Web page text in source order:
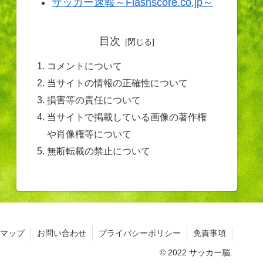
サッカー速報～Flashscore.co.jp～
目次
コメントについて
当サイトの情報の正確性について
損害等の責任について
当サイトで掲載している画像の著作権
や肖像権等について
無断転載の禁止について
ップ お問い合わせ プライバシーポリシー 免責事項
© 2022 サッカー脳.